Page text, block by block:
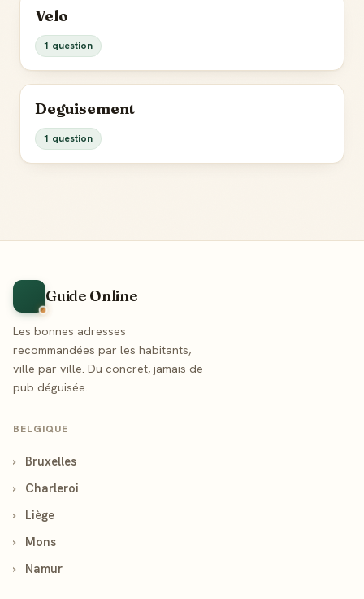
Velo
1 question
Deguisement
1 question
Guide Online
Les bonnes adresses
recommandées par les habitants,
ville par ville. Du concret, jamais de
pub déguisée.
BELGIQUE
›
Bruxelles
›
Charleroi
›
Liège
›
Mons
›
Namur